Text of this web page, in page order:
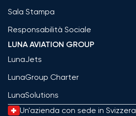
Sala Stampa
Responsabilità Sociale
LUNA AVIATION GROUP
LunaJets
LunaGroup Charter
LunaSolutions
Un'azienda con sede in Svizzera